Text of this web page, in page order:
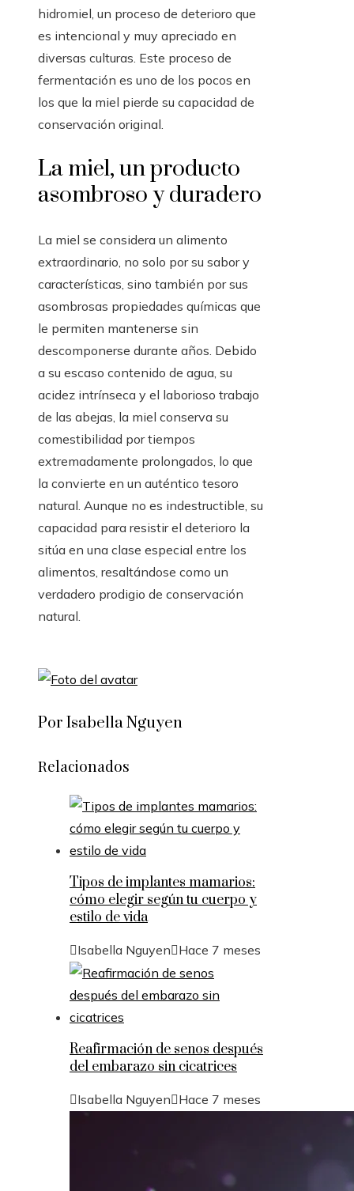
hidromiel, un proceso de deterioro que
es intencional y muy apreciado en
diversas culturas. Este proceso de
fermentación es uno de los pocos en
los que la miel pierde su capacidad de
conservación original.
La miel, un producto
asombroso y duradero
La miel se considera un alimento
extraordinario, no solo por su sabor y
características, sino también por sus
asombrosas propiedades químicas que
le permiten mantenerse sin
descomponerse durante años. Debido
a su escaso contenido de agua, su
acidez intrínseca y el laborioso trabajo
de las abejas, la miel conserva su
comestibilidad por tiempos
extremadamente prolongados, lo que
la convierte en un auténtico tesoro
natural. Aunque no es indestructible, su
capacidad para resistir el deterioro la
sitúa en una clase especial entre los
alimentos, resaltándose como un
verdadero prodigio de conservación
natural.
Por Isabella Nguyen
Relacionados
Tipos de implantes mamarios:
cómo elegir según tu cuerpo y
estilo de vida
Isabella Nguyen Hace 7 meses
Reafirmación de senos después
del embarazo sin cicatrices
Isabella Nguyen Hace 7 meses